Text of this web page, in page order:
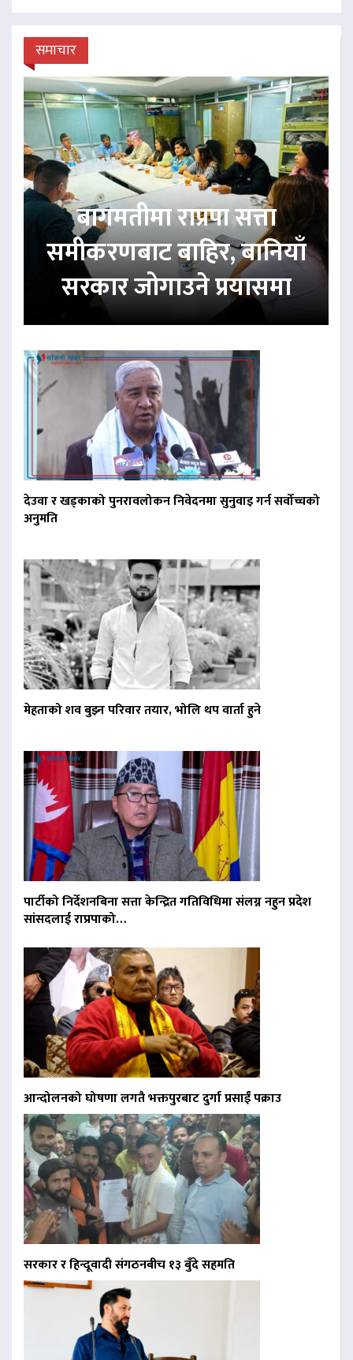
समाचार
बागमतीमा राप्रपा सत्ता
समीकरणबाट बाहिर, बानियाँ
सरकार जोगाउने प्रयासमा
देउवा र खड्काको पुनरावलोकन निवेदनमा सुनुवाइ गर्न सर्वोच्चको
अनुमति
मेहताको शव बुझ्न परिवार तयार, भोलि थप वार्ता हुने
पार्टीको निर्देशनबिना सत्ता केन्द्रित गतिविधिमा संलग्न नहुन प्रदेश
सांसदलाई राप्रपाको…
आन्दोलनको घोषणा लगतै भक्तपुरबाट दुर्गा प्रसाईं पक्राउ
सरकार र हिन्दूवादी संगठनबीच १३ बुँदे सहमति